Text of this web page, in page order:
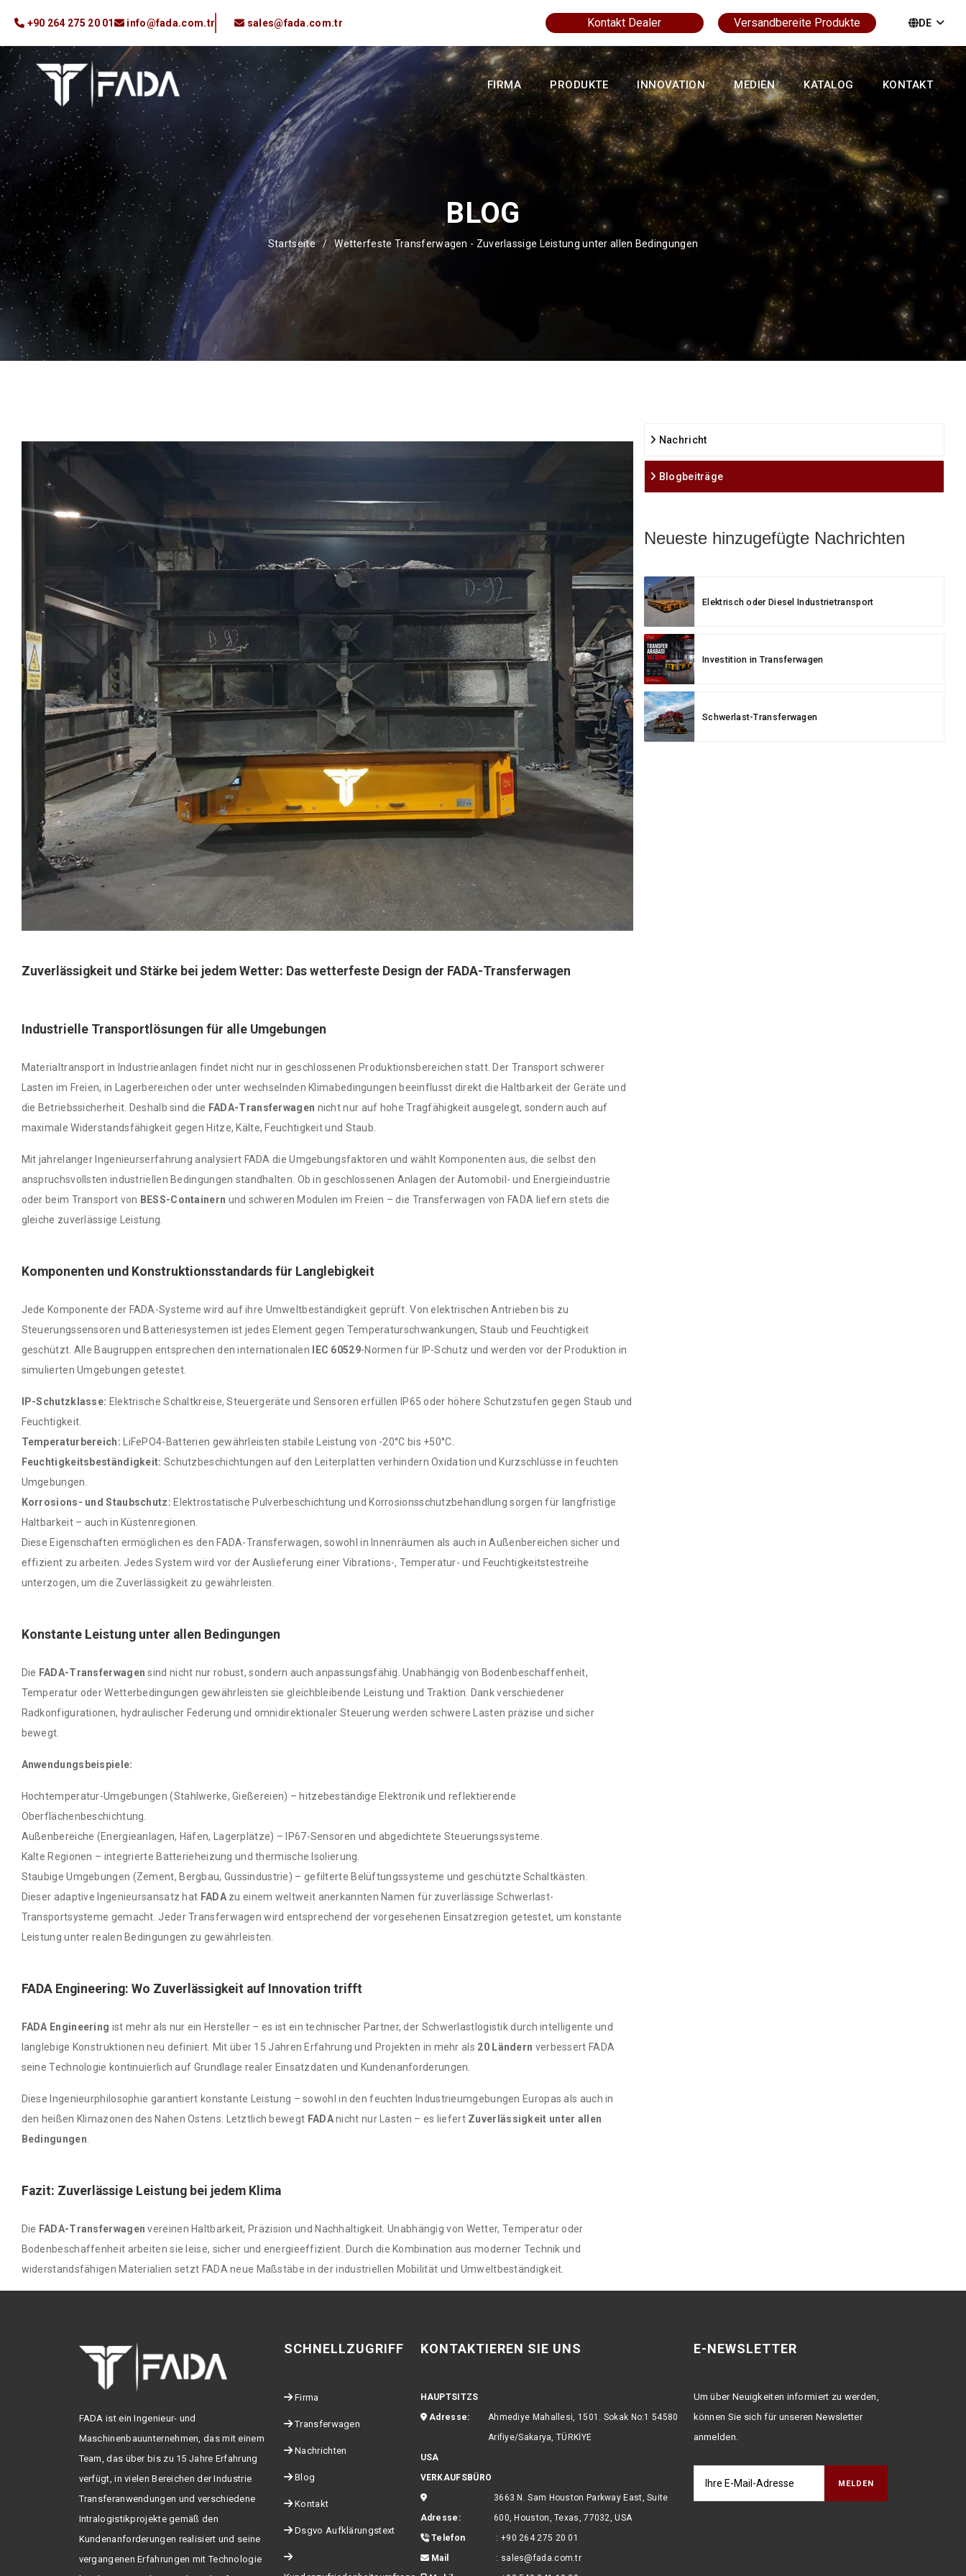
Kontakt Dealer Versandbereite Produkte DE
+90 264 275 20 01 info@fada.com.tr sales@fada.com.tr
FIRMA PRODUKTE INNOVATION MEDIEN KATALOG KONTAKT
BLOG
Startseite / Wetterfeste Transferwagen - Zuverlassige Leistung unter allen Bedingungen
Zuverlässigkeit und Stärke bei jedem Wetter: Das wetterfeste Design der FADA-Transferwagen
Industrielle Transportlösungen für alle Umgebungen
Materialtransport in Industrieanlagen findet nicht nur in geschlossenen Produktionsbereichen statt. Der Transport schwerer
Lasten im Freien, in Lagerbereichen oder unter wechselnden Klimabedingungen beeinflusst direkt die Haltbarkeit der Geräte und
die Betriebssicherheit. Deshalb sind die FADA-Transferwagen nicht nur auf hohe Tragfähigkeit ausgelegt, sondern auch auf
maximale Widerstandsfähigkeit gegen Hitze, Kälte, Feuchtigkeit und Staub.
Mit jahrelanger Ingenieurserfahrung analysiert FADA die Umgebungsfaktoren und wählt Komponenten aus, die selbst den
anspruchsvollsten industriellen Bedingungen standhalten. Ob in geschlossenen Anlagen der Automobil- und Energieindustrie
oder beim Transport von BESS-Containern und schweren Modulen im Freien – die Transferwagen von FADA liefern stets die
gleiche zuverlässige Leistung.
Komponenten und Konstruktionsstandards für Langlebigkeit
Jede Komponente der FADA-Systeme wird auf ihre Umweltbeständigkeit geprüft. Von elektrischen Antrieben bis zu
Steuerungssensoren und Batteriesystemen ist jedes Element gegen Temperaturschwankungen, Staub und Feuchtigkeit
geschützt. Alle Baugruppen entsprechen den internationalen
IEC 60529-Normen für IP-Schutz und werden vor der Produktion in
simulierten Umgebungen getestet.
IP-Schutzklasse: Elektrische Schaltkreise, Steuergeräte und Sensoren erfüllen IP65 oder höhere Schutzstufen gegen Staub und
Feuchtigkeit.
Temperaturbereich: LiFePO4-Batterien gewährleisten stabile Leistung von -20°C bis +50°C.
Feuchtigkeitsbeständigkeit: Schutzbeschichtungen auf den Leiterplatten verhindern Oxidation und Kurzschlüsse in feuchten
Umgebungen.
Korrosions- und Staubschutz: Elektrostatische Pulverbeschichtung und Korrosionsschutzbehandlung sorgen für langfristige
Haltbarkeit – auch in Küstenregionen.
Diese Eigenschaften ermöglichen es den FADA-Transferwagen, sowohl in Innenräumen als auch in Außenbereichen sicher und
effizient zu arbeiten. Jedes System wird vor der Auslieferung einer Vibrations-, Temperatur- und Feuchtigkeitstestreihe
unterzogen, um die Zuverlässigkeit zu gewährleisten.
Konstante Leistung unter allen Bedingungen
Die FADA-Transferwagen sind nicht nur robust, sondern auch anpassungsfähig. Unabhängig von Bodenbeschaffenheit,
Temperatur oder Wetterbedingungen gewährleisten sie gleichbleibende Leistung und Traktion. Dank verschiedener
Radkonfigurationen, hydraulischer Federung und omnidirektionaler Steuerung werden schwere Lasten präzise und sicher
bewegt.
Anwendungsbeispiele:
Hochtemperatur-Umgebungen (Stahlwerke, Gießereien) – hitzebeständige Elektronik und reflektierende
Oberflächenbeschichtung.
Außenbereiche (Energieanlagen, Häfen, Lagerplätze) – IP67-Sensoren und abgedichtete Steuerungssysteme.
Kalte Regionen – integrierte Batterieheizung und thermische Isolierung.
Staubige Umgebungen (Zement, Bergbau, Gussindustrie) – gefilterte Belüftungssysteme und geschützte Schaltkästen.
Dieser adaptive Ingenieursansatz hat FADAzu einem weltweit anerkannten Namen für zuverlässige Schwerlast-
Transportsysteme gemacht. Jeder Transferwagen wird entsprechend der vorgesehenen Einsatzregion getestet, um konstante
Leistung unter realen Bedingungen zu gewährleisten.
FADA Engineering: Wo Zuverlässigkeit auf Innovation trifft
FADA Engineering ist mehr als nur ein Hersteller – es ist ein technischer Partner, der Schwerlastlogistik durch intelligente und
langlebige Konstruktionen neu definiert. Mit über 15 Jahren Erfahrung und Projekten in mehr als 20 Ländern verbessert FADA
seine Technologie kontinuierlich auf Grundlage realer Einsatzdaten und Kundenanforderungen.
Diese Ingenieurphilosophie garantiert konstante Leistung – sowohl in den feuchten Industrieumgebungen Europas als auch in
den heißen Klimazonen des Nahen Ostens. Letztlich bewegt FADAnicht nur Lasten – es liefert Zuverlässigkeit unter allen
Bedingungen.
Fazit: Zuverlässige Leistung bei jedem Klima
Die FADA-Transferwagen vereinen Haltbarkeit, Präzision und Nachhaltigkeit. Unabhängig von Wetter, Temperatur oder
Bodenbeschaffenheit arbeiten sie leise, sicher und energieeffizient. Durch die Kombination aus moderner Technik und
widerstandsfähigen Materialien setzt FADA neue Maßstäbe in der industriellen Mobilität und Umweltbeständigkeit.
Nachricht
Blogbeiträge
Neueste hinzugefügte Nachrichten
Elektrisch oder Diesel Industrietransport
Investition in Transferwagen
Schwerlast-Transferwagen
FADA ist ein Ingenieur- und
Maschinenbauunternehmen, das mit einem
Team, das über bis zu 15 Jahre Erfahrung
verfügt, in vielen Bereichen der Industrie
Transferanwendungen und verschiedene
Intralogistikprojekte gemäß den
Kundenanforderungen realisiert und seine
vergangenen Erfahrungen mit Technologie
SCHNELLZUGRIFF
Firma
Transferwagen
Nachrichten
Blog
Kontakt
Dsgvo Aufklärungstext
KONTAKTIEREN SIE UNS
HAUPTSITZS
Adresse:
Ahmediye Mahallesi, 1501. Sokak No:1 54580
Arifiye/Sakarya, TÜRKİYE
USA
VERKAUFSBÜRO
Adresse:
3663 N. Sam Houston Parkway East, Suite
600, Houston, Texas, 77032, USA
Telefon
: +90 264 275 20 01
Mail
: sales@fada.com.tr
E-NEWSLETTER
Um über Neuigkeiten informiert zu werden,
können Sie sich für unseren Newsletter
anmelden.